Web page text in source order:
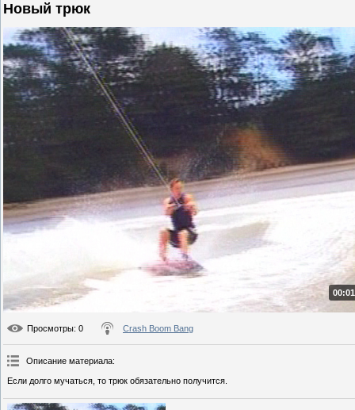
Новый трюк
Просмотры: 0 Crash Boom Bang
Описание материала:
Если долго мучаться, то трюк обязательно получится.